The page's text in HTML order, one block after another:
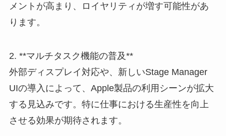
メントが高まり、ロイヤリティが増す可能性があ
ります。
2. **マルチタスク機能の普及**
外部ディスプレイ対応や、新しいStage Manager
UIの導入によって、Apple製品の利用シーンが拡大
する見込みです。特に仕事における生産性を向上
させる効果が期待されます。